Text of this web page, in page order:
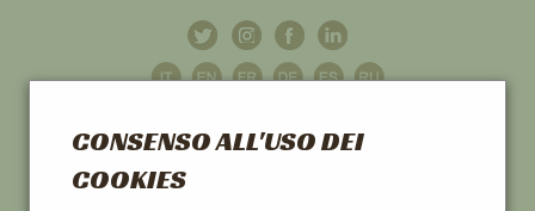
CONSENSO ALL'USO DEI
COOKIES